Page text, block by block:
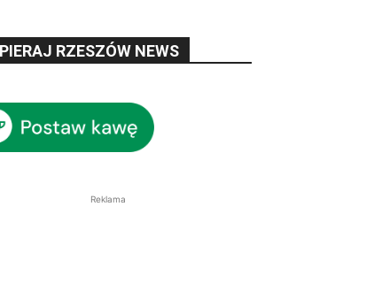
RZESZÓW NEWS
Reklama